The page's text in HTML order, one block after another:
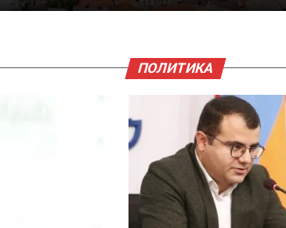
ПОЛИТИКА